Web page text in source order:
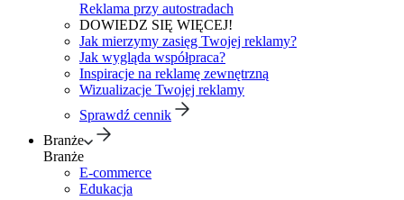
Reklama przy autostradach
DOWIEDZ SIĘ WIĘCEJ!
Jak mierzymy zasięg Twojej reklamy?
Jak wygląda współpraca?
Inspiracje na reklamę zewnętrzną
Wizualizacje Twojej reklamy
Sprawdź cennik
Branże
Branże
E-commerce
Edukacja